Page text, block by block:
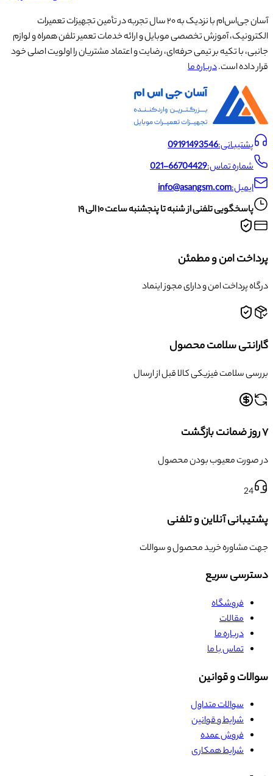
آسان جی‌اس‌ام با نزدیک به ۲۰ سال تجربه در تأمین تجهیزات تعمیرات
الکترونیک، آموزش تخصصی موبایل و ارائه خدمات تعمیر تلفن همراه و لوازم
جانبی، با تکیه بر تیمی حرفه‌ای، رضایت و اعتماد مشتریان را اولویت اصلی خود
قرار داده است.درباره ما
پشتیبانی:09191493546
شماره تماس:021-66704429
ایمیل:info@asangsm.com
پاسخگویی تلفنی از شنبه تا پنجشنبه ساعت ۱۰ الی ۱۹
پرداخت امن و مطمئن
درگاه پرداخت امن و دارای مجوز اینماد
گارانتی سلامت محصول
بررسی سلامت فیزیکی کالا قبل از ارسال
۷ روز ضمانت بازگشت
در صورت معیوب بودن محصول
24
پشتیبانی آنلاین و تلفنی
جهت مشاوره خرید محصول و سوالات
دسترسی سریع
فروشگاه
مقالات
درباره ما
تماس با ما
سوالات و قوانین
سوالات متداول
شرایط و قوانین
فروش عمده
شرایط همکاری